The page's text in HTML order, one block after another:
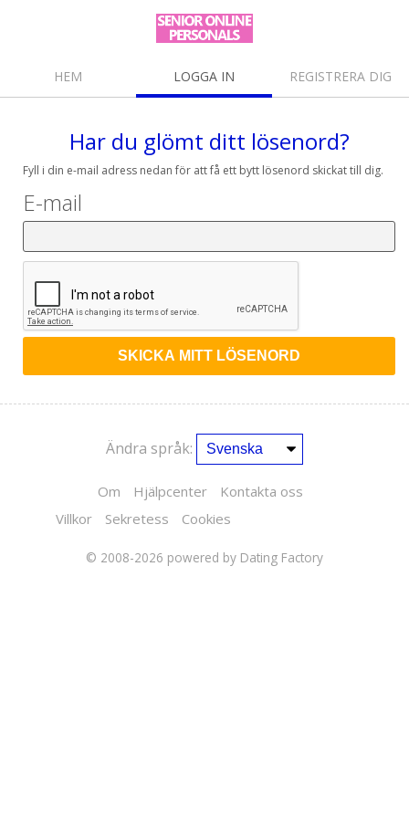
HEM LOGGA IN REGISTRERA DIG
Har du glömt ditt lösenord?
Fyll i din e-mail adress nedan för att få ett bytt lösenord skickat till dig.
E-mail
Ändra språk:
Om Hjälpcenter
Kontakta oss
Villkor
Sekretess Cookies
© 2008-2026 powered by Dating Factory